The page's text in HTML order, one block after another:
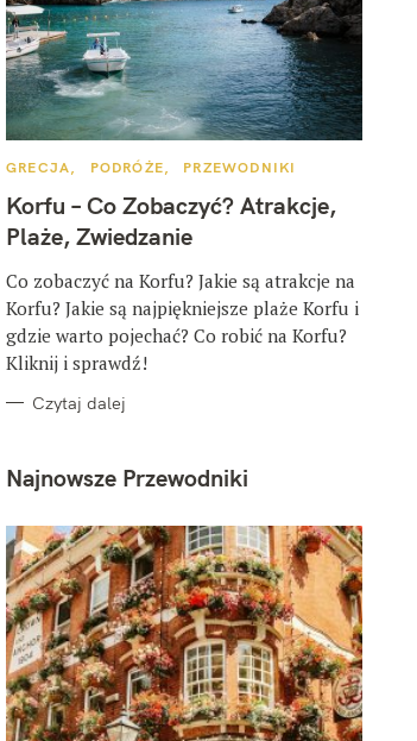
K
T
E
G
O
I
E
GRECJA PODRÓŻE PRZEWODNIKI
Korfu – Co Zobaczyć? Atrakcje,
Plaże, Zwiedzanie
Co zobaczyć na Korfu? Jakie są atrakcje na
Korfu? Jakie są najpiękniejsze plaże Korfu i
gdzie warto pojechać? Co robić na Korfu?
Kliknij i sprawdź!
Czytaj dalej
Najnowsze Przewodniki